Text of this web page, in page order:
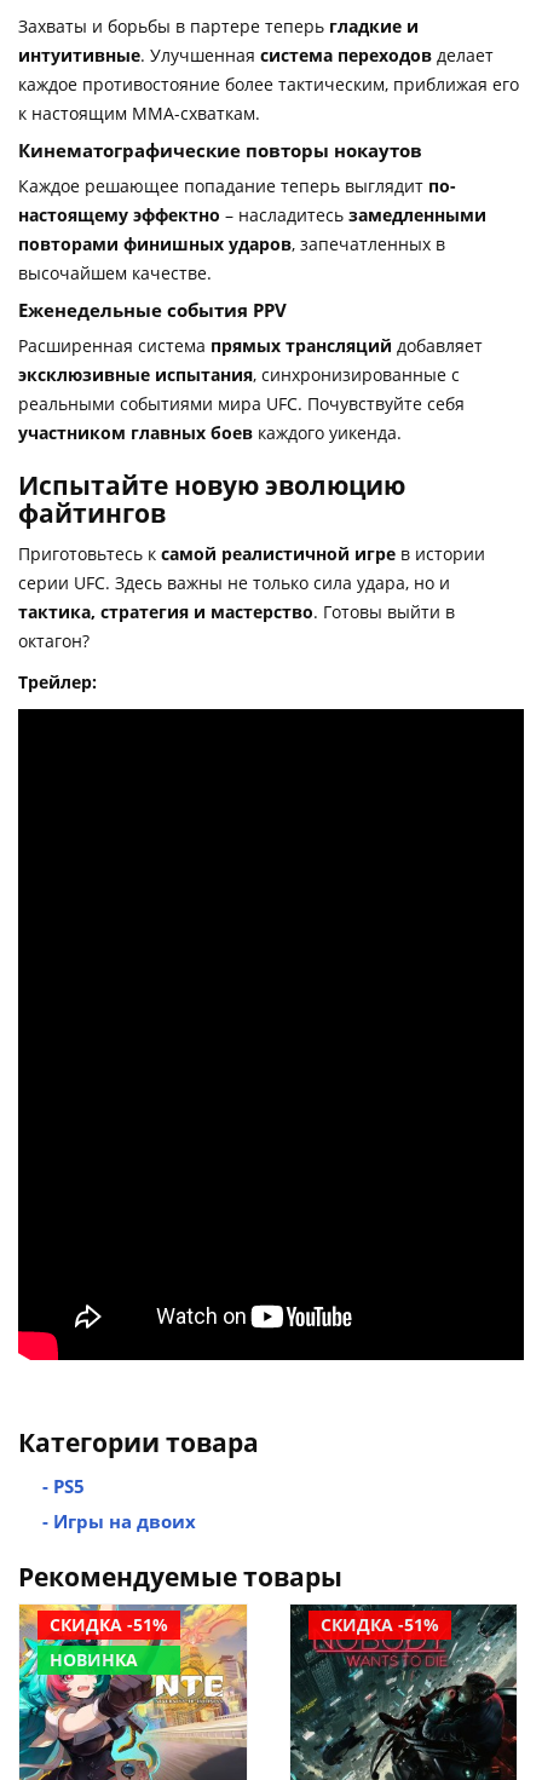
Захваты и борьбы в партере теперь гладкие и
интуитивные. Улучшенная система переходов делает
каждое противостояние более тактическим, приближая его
к настоящим ММА-схваткам.
Кинематографические повторы нокаутов
Каждое решающее попадание теперь выглядит по-
настоящему эффектно – насладитесь замедленными
повторами финишных ударов, запечатленных в
высочайшем качестве.
Еженедельные события PPV
Расширенная система прямых трансляций добавляет
эксклюзивные испытания, синхронизированные с
реальными событиями мира UFC. Почувствуйте себя
участником главных боев каждого уикенда.
Испытайте новую эволюцию
файтингов
Приготовьтесь к самой реалистичной игре в истории
серии UFC. Здесь важны не только сила удара, но и
тактика, стратегия и мастерство. Готовы выйти в
октагон?
Трейлер:
Категории товара
- PS5
- Игры на двоих
Рекомендуемые товары
СКИДКА -51%
НОВИНКА
СКИДКА -51%